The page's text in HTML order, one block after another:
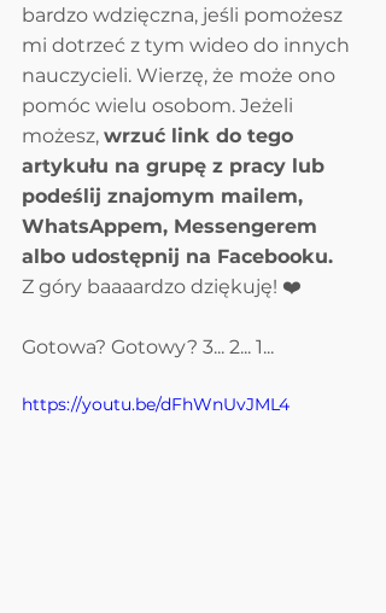
bardzo wdzięczna, jeśli pomożesz
mi dotrzeć z tym wideo do innych
nauczycieli. Wierzę, że może ono
pomóc wielu osobom. Jeżeli
możesz, wrzuć link do tego
artykułu na grupę z pracy lub
podeślij znajomym mailem,
WhatsAppem, Messengerem
albo udostępnij na Facebooku.
Z góry baaaardzo dziękuję! ❤️
Gotowa? Gotowy? 3... 2... 1...
https://youtu.be/dFhWnUvJML4